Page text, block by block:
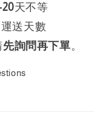
20天不等
送天數
先詢問再下單。